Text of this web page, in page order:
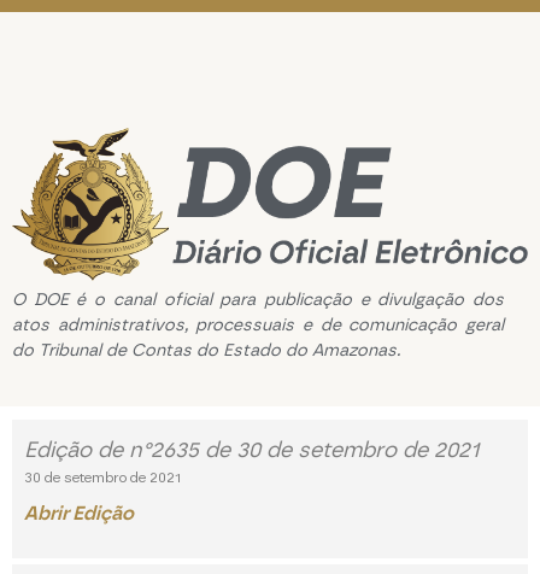
O DOE é o canal oficial para publicação e divulgação dos
atos administrativos, processuais e de comunicação geral
do Tribunal de Contas do Estado do Amazonas.
Edição de n°2635 de 30 de setembro de 2021
30 de setembro de 2021
Abrir Edição